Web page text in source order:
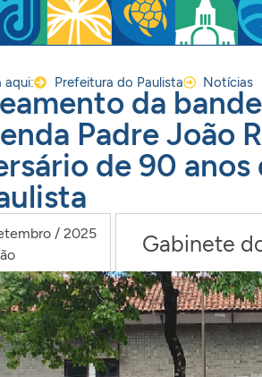
aqui: Prefeitura do Paulista Notícias
da
Padre João
de 90
/ 2025
Gabinete